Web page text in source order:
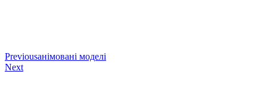
Previousанімовані моделі
Next